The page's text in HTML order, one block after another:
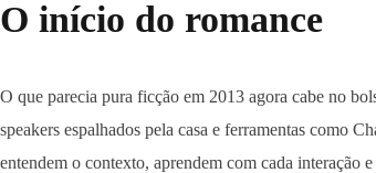
O início do romance
O que parecia pura ficção em 2013 agora cabe no
speakers espalhados pela casa e ferramentas como
entendem o contexto, aprendem com cada interação